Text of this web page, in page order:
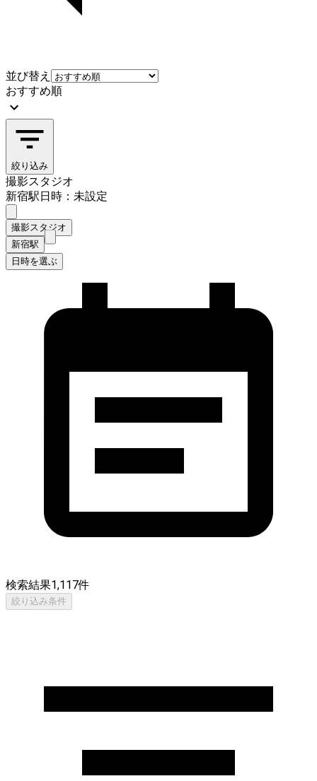
並び替え
おすすめ順
絞り込み
撮影スタジオ
新宿駅日時：未設定
撮影スタジオ
新宿駅
日時を選ぶ
検索結果1,117件
絞り込み条件